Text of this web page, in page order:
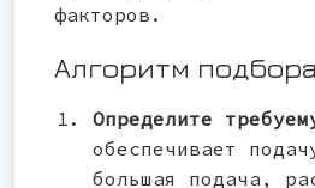
факторов.
Алгоритм подбора
Определите
обеспечивает
большая подача,